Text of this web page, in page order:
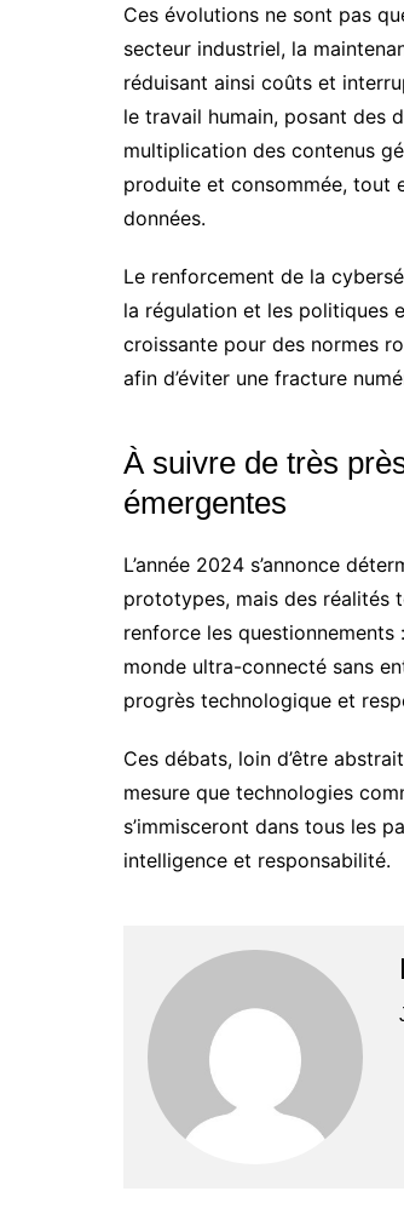
Ces évolutions ne sont pas
secteur industriel, la
réduisant ainsi coûts et
le travail humain, posant des
multiplication des contenus
produite et consommée, tout
données.
Le renforcement de la
la régulation et les politiques
croissante pour des normes
afin d’éviter une fracture
À suivre de très
émergentes
L’année 2024 s’annonce
prototypes, mais des réalités
renforce les questionnements
monde ultra-connecté sans
progrès technologique et
Ces débats, loin d’être
mesure que technologies
s’immisceront dans tous les
intelligence et responsabilité.